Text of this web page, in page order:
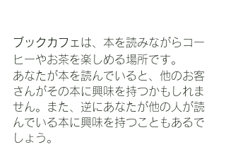
ブックカフェ は、本を読みながらコー
ヒーやお茶を楽しめる場所です。
あなたが本を読んでいると、他のお客
さんがその本に興味を持つかもしれま
せん。また、逆にあなたが他の人が読
んでいる本に興味を持つこともあるで
しょう。